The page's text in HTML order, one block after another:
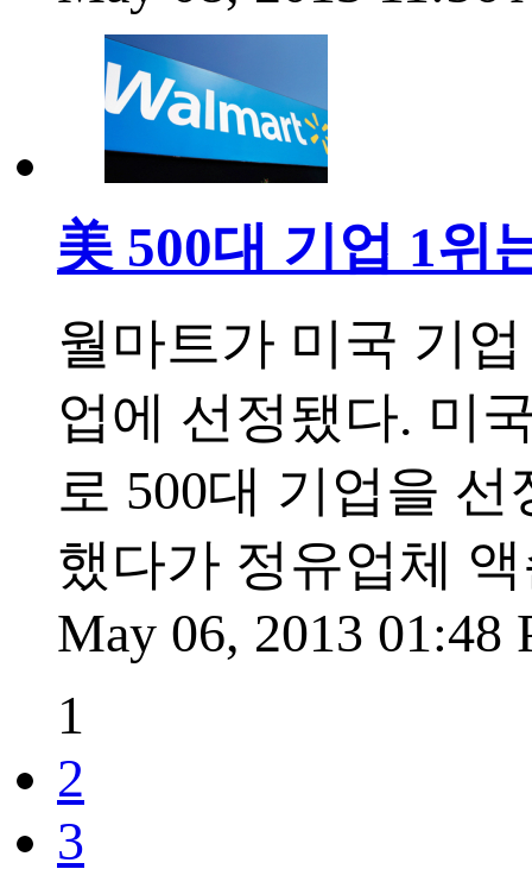
美 500대 기업 1위
월마트가 미국 기
업에 선정됐다. 미
로 500대 기업을 선
했다가 정유업체
May 06, 2013 01:48
1
2
3